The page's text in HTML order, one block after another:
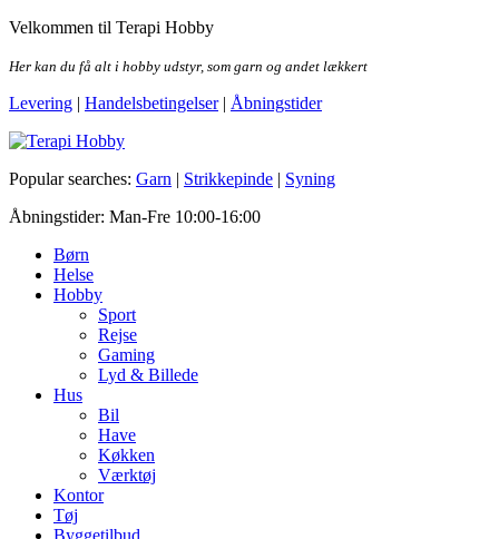
Skip
the
Velkommen til Terapi Hobby
Her kan du få alt i hobby udstyr, som garn og andet lækkert
Levering | Handelsbetingelser| Åbningstider
Terapi Hobby
Popular searches: Garn | Strikkepinde | Syning
Åbningstider: Man-Fre 10:00-16:00
Børn
Helse
Hobby
Sport
Rejse
Gaming
Lyd & Billede
Hus
Bil
Have
Køkken
Værktøj
Kontor
Tøj
Byggetilbud